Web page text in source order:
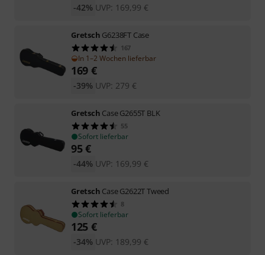
UVP: 169,99 €
-42%
Gretsch G6238FT Case
167
In 1–2 Wochen lieferbar
169 €
UVP: 279 €
-39%
Gretsch Case G2655T BLK
55
Sofort lieferbar
95€
UVP: 169,99 €
-44%
Gretsch Case G2622T Tweed
8
Sofort lieferbar
125 €
UVP: 189,99 €
-34%